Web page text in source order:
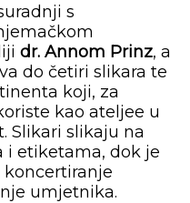
s
dr. Annom Prinz, a
do četiri slikara te
koji, za
kao ateljee u
Slikari slikaju na
i etiketama, dok je
koncertiranje
umjetnika.